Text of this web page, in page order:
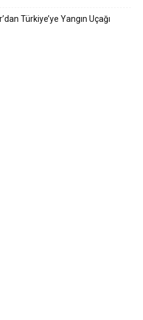
Türkiye’ye Yangın Uçağı